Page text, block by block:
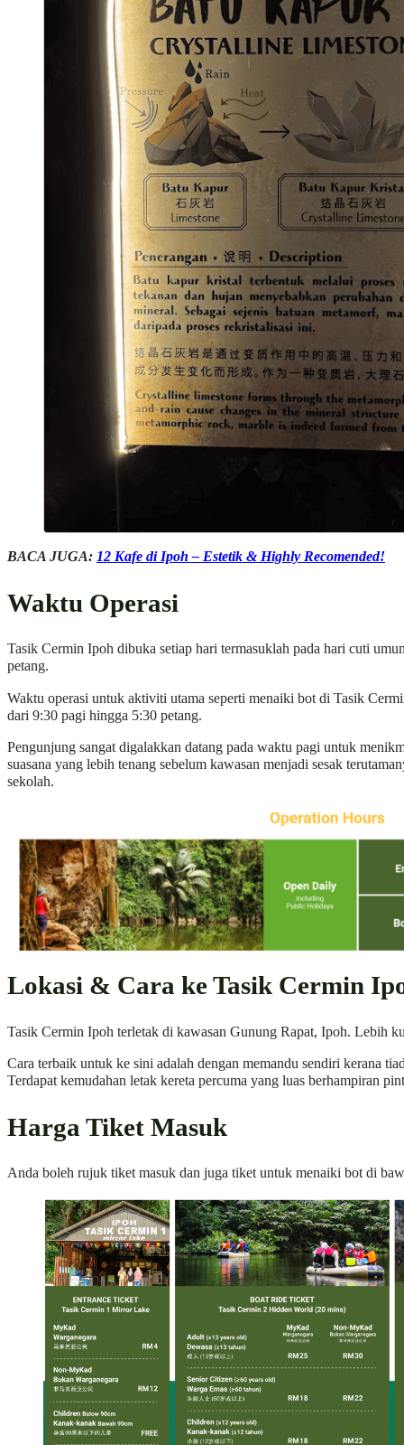
BACA JUGA: 12 Kafe di Ipoh – Estetik & Highly Recomended!
Waktu Operasi
Tasik Cermin Ipoh dibuka setiap hari termasuklah pada hari cuti
petang.
Waktu operasi untuk aktiviti utama seperti menaiki bot di Tasik
dari 9:30 pagi hingga 5:30 petang.
Pengunjung sangat digalakkan datang pada waktu pagi untuk
suasana yang lebih tenang sebelum kawasan menjadi sesak
sekolah.
Lokasi & Cara ke Tasik Cermin
Tasik Cermin Ipoh terletak di kawasan Gunung Rapat, Ipoh. Lebih
Cara terbaik untuk ke sini adalah dengan memandu sendiri kerana
Terdapat kemudahan letak kereta percuma yang luas berhampiran
Harga Tiket Masuk
Anda boleh rujuk tiket masuk dan juga tiket untuk menaiki bot di